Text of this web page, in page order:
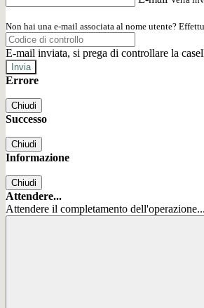
Non hai una e-mail associata al nome utente?
E-mail inviata, si prega di controllare la
Errore
Chiudi
Successo
Chiudi
Informazione
Chiudi
Attendere...
Attendere il completamento dell'operazione...